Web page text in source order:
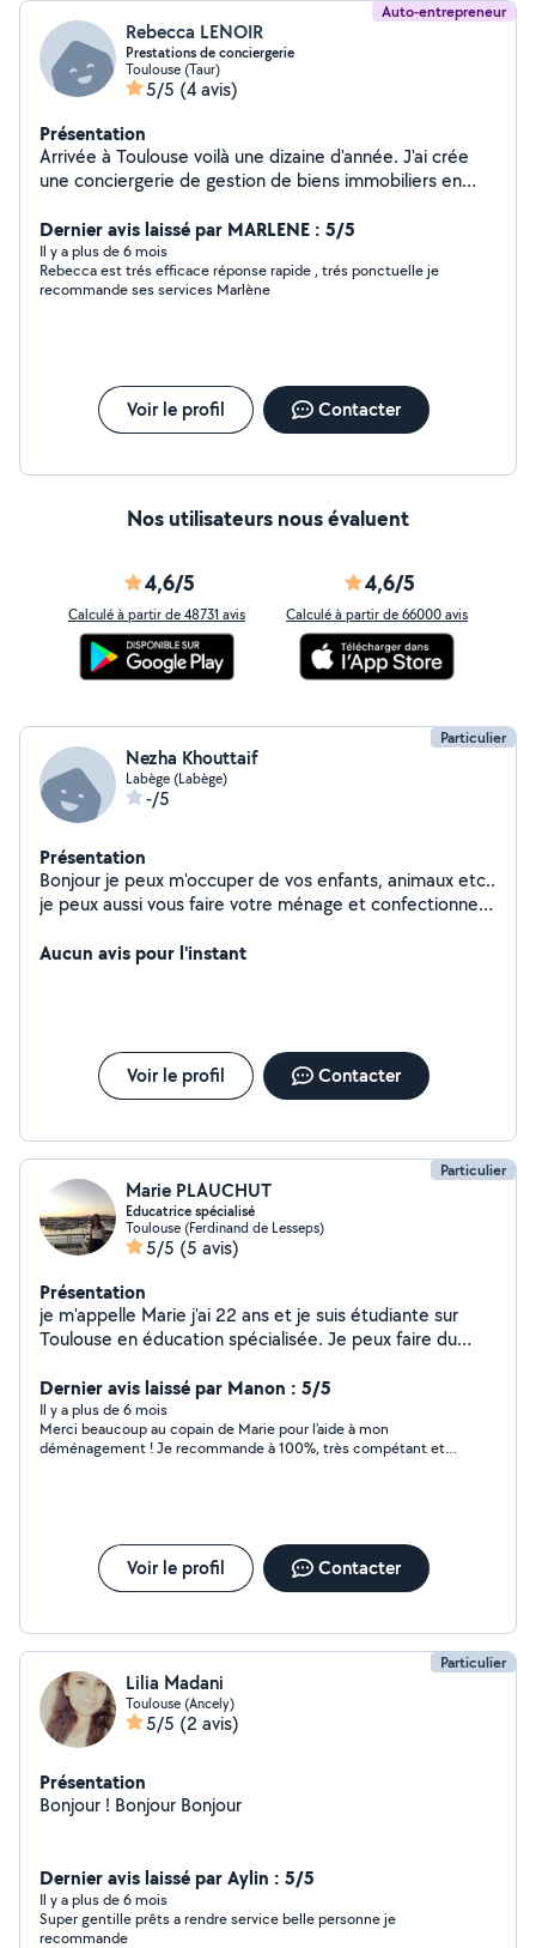
Auto-entrepreneur
Rebecca LENOIR
Prestations de conciergerie
Toulouse (Taur)
5/5 (4 avis)
Présentation
Arrivée à Toulouse voilà une dizaine d'année. J'ai crée
une conciergerie de gestion de biens immobiliers en
différentes prestations, pour plus d'infos contactez moi
!
Dernier avis laissé par MARLENE : 5/5
Il y a plus de 6 mois
Rebecca est trés efficace réponse rapide , trés ponctuelle je
recommande ses services Marlène
Voir le profil Contacter
Nos utilisateurs nous évaluent
4,6/5
Calculé à partir de 48731 avis
4,6/5
Calculé à partir de 66000 avis
Particulier
Nezha Khouttaif
Labège (Labège)
-/5
Présentation
Bonjour je peux m'occuper de vos enfants, animaux etc..
je peux aussi vous faire votre ménage et confectionner
orientaux ou autre couscous tajine etc..). agréable et
Aucun avis pour l'instant
Voir le profil Contacter
Particulier
Marie PLAUCHUT
Educatrice spécialisé
Toulouse (Ferdinand de Lesseps)
5/5 (5 avis)
Présentation
je m'appelle Marie j'ai 22 ans et je suis étudiante sur
Toulouse en éducation spécialisée. Je peux faire du
même de la garde d'animaux à votre ou mon domicile.
Au plaisir de vous rencontrer !
Dernier avis laissé par Manon : 5/5
Il y a plus de 6 mois
Merci beaucoup au copain de Marie pour l’aide à mon
déménagement ! Je recommande à 100%, très compétant et
Voir le profil Contacter
Particulier
Lilia Madani
Toulouse (Ancely)
5/5 (2 avis)
Présentation
Bonjour ! Bonjour Bonjour
Dernier avis laissé par Aylin : 5/5
Il y a plus de 6 mois
Super gentille prêts a rendre service belle personne je
recommande